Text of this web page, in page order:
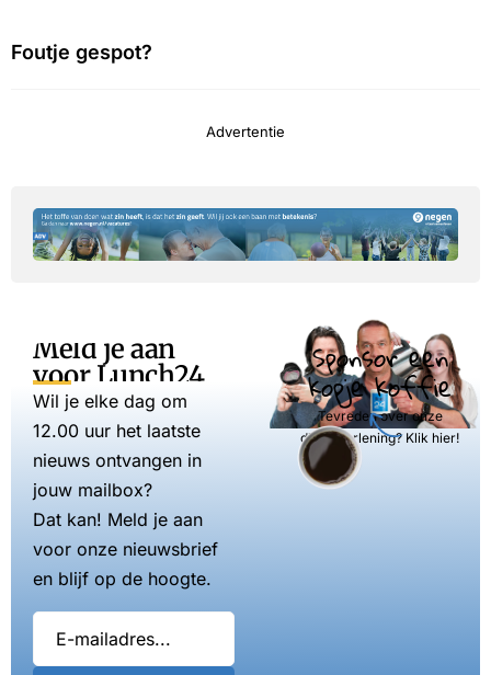
Foutje gespot?
Advertentie
Meld je aan
voor Lunch24
Wil je elke dag om
12.00 uur het laatste
nieuws ontvangen in
jouw mailbox?
Dat kan! Meld je aan
voor onze nieuwsbrief
en blijf op de hoogte.
Sponsor een
kopje koffie
Tevreden over onze
dienstverlening? Klik hier!